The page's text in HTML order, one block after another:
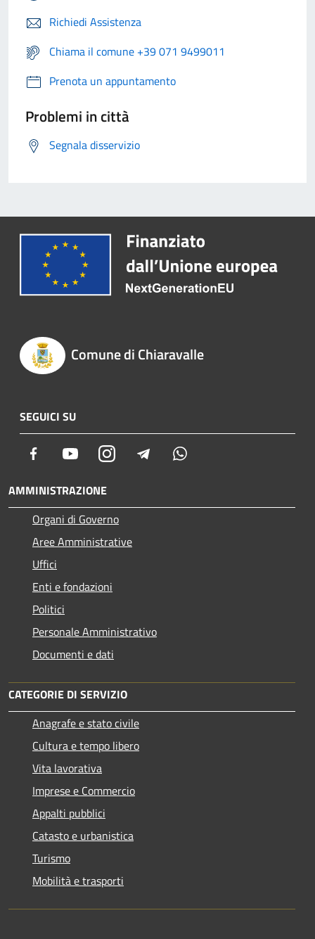
Richiedi Assistenza
Chiama il comune +39 071 9499011
Prenota un appuntamento
Problemi in città
Segnala disservizio
Comune di Chiaravalle
SEGUICI SU
Facebook YoutubeInstagram Telegram
AMMINISTRAZIONE
Organi di Governo
Aree Amministrative
Uffici
Enti e fondazioni
Politici
Personale Amministrativo
Documenti e dati
CATEGORIE DI SERVIZIO
Anagrafe e stato civile
Cultura e tempo libero
Vita lavorativa
Imprese e Commercio
Appalti pubblici
Catasto e urbanistica
Turismo
Mobilità e trasporti